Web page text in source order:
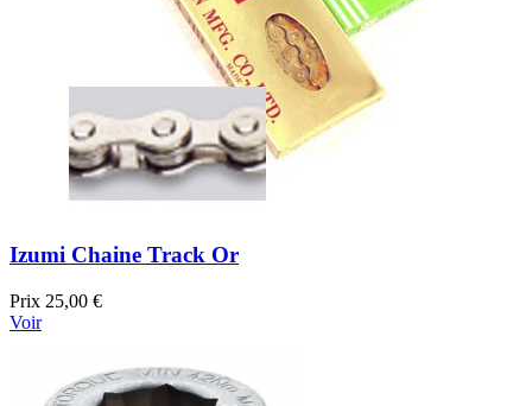
Izumi Chaine Track Or
Prix 25,00 €
Voir